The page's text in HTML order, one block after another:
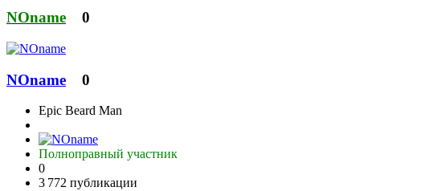
NOname 0
NOname 0
Epic Beard Man
Полноправный участник
0
3 772 публикации